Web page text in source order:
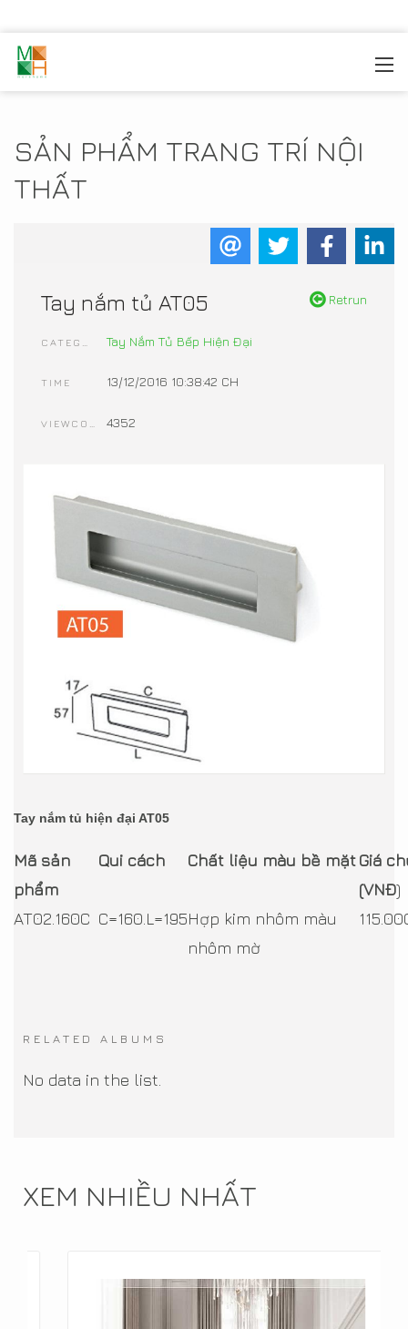
SẢN PHẨM TRANG TRÍ NỘI
THẤT
Retrun
Tay nắm tủ AT05
Tay Nắm Tủ Bếp Hiện Đại
TIME 13/12/2016 10:38:42 CH
4352
Tay nắm tủ hiện đại AT05
Mã sản
phẩm
Qui cách Chất liệu màu bề mặtGiá
(VNÐ)
AT02.160C C=160.L=195Hợp kim nhôm màu
nhôm mờ
RELATED ALBUMS
No data in the list.
XEM NHIỀU NHẤT